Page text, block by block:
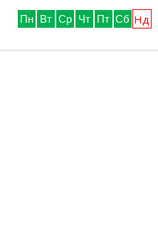
Пн Вт Ср Чт Пт Сб Нд